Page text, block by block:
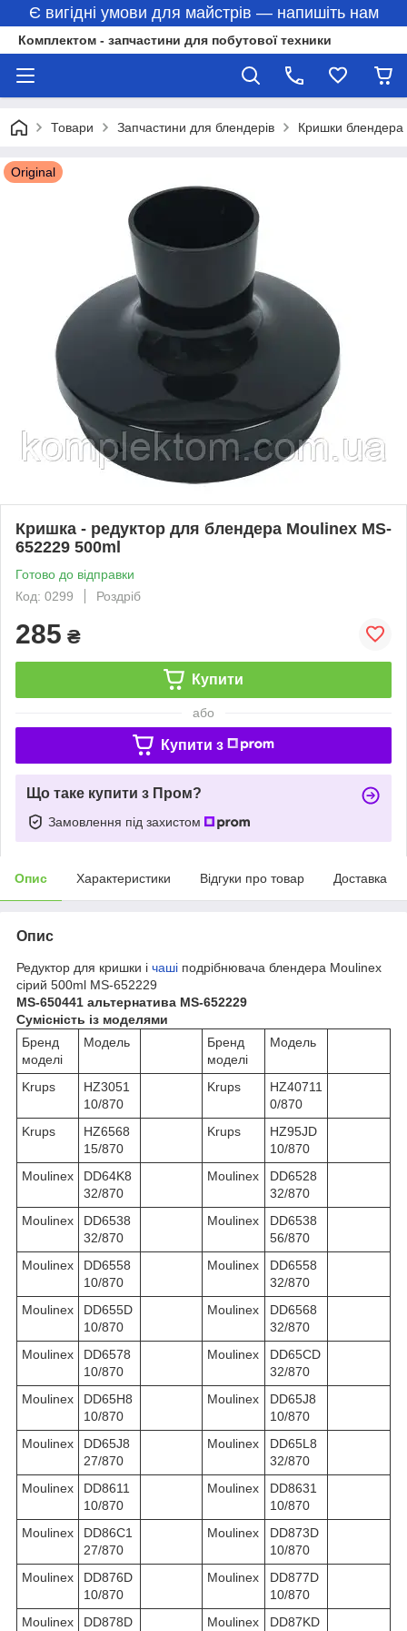
Є вигідні умови для майстрів — напишіть нам
Комплектом - запчастини для побутової техники
Товари Запчастини для блендерів Кришки блендера
Original
Кришка - редуктор для блендера Moulinex MS-
652229 500ml
Готово до відправки
Код: 0299
Роздріб
285 ₴
Купити
або
Купити з
Що таке купити з Пром?
Замовлення під захистом
Опис Характеристики Відгуки про товар Доставка
Опис
Редуктор для кришки і чаші подрібнювача блендера Moulinex
сірий 500ml MS-652229
MS-650441 альтернатива MS-652229
Сумісність із моделями
Бренд
моделі
Модель
Бренд
моделі
Модель
Krups
HZ3051
10/870
Krups
HZ40711
0/870
Krups
HZ6568
15/870
Krups
HZ95JD
10/870
Moulinex
DD64K8
32/870
Moulinex
DD6528
32/870
Moulinex
DD6538
32/870
Moulinex
DD6538
56/870
Moulinex
DD6558
10/870
Moulinex
DD6558
32/870
Moulinex
DD655D
10/870
Moulinex
DD6568
32/870
Moulinex
DD6578
10/870
Moulinex
DD65CD
32/870
Moulinex
DD65H8
10/870
Moulinex
DD65J8
10/870
Moulinex
DD65J8
27/870
Moulinex
DD65L8
32/870
Moulinex
DD8611
10/870
Moulinex
DD8631
10/870
Moulinex
DD86C1
27/870
Moulinex
DD873D
10/870
Moulinex
DD876D
10/870
Moulinex
DD877D
10/870
Moulinex
DD878D Moulinex DD87KD